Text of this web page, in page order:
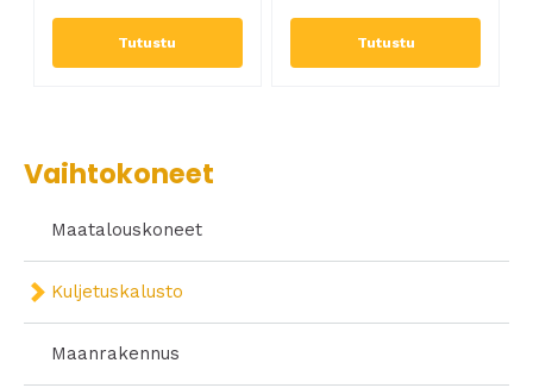
Vaihtokoneet
Maatalouskoneet
Kuljetuskalusto
Maanrakennus
Tutustu Tutustu